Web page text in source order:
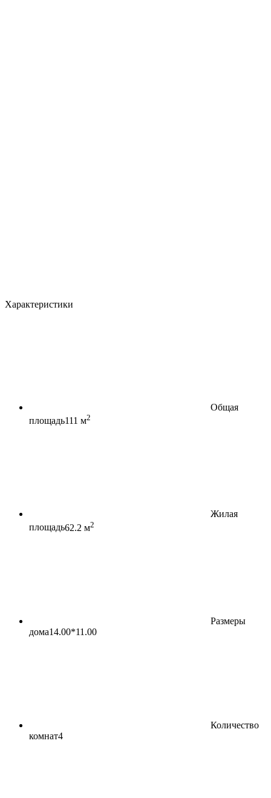
Характеристики
Общая
площадь111 м2
Жилая
площадь62.2 м2
Размеры
дома14.00*11.00
Количество
комнат4